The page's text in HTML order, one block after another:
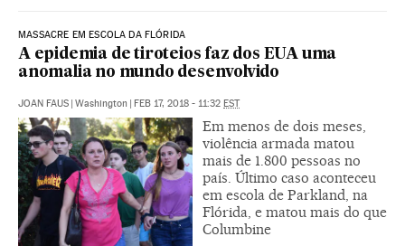
MASSACRE EM ESCOLA DA FLÓRIDA
A epidemia de tiroteios faz dos EUA uma
anomalia no mundo desenvolvido
JOAN FAUS | Washington | FEB 17, 2018 - 11:32 EST
Em menos de dois meses,
violência armada matou
mais de 1.800 pessoas no
país. Último caso aconteceu
em escola de Parkland, na
Flórida, e matou mais do que
Columbine